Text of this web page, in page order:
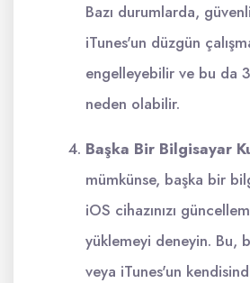
Bazı durumlarda,
iTunes'un düzgün
engelleyebilir ve bu da
neden olabilir.
Başka Bir Bilgisayar
mümkünse, başka bir
iOS cihazınızı
yüklemeyi deneyin. Bu,
veya iTunes'un